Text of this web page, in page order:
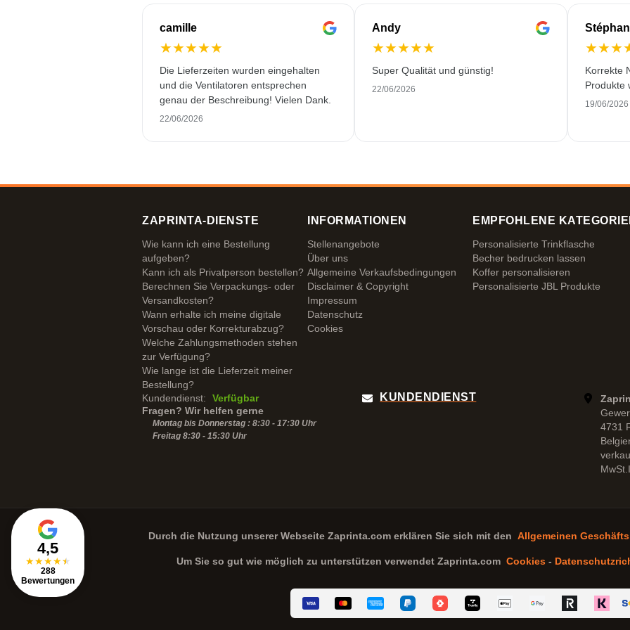
camille
★★★★★
Die Lieferzeiten wurden eingehalten
und die Ventilatoren entsprechen
genau der Beschreibung! Vielen Dank.
22/06/2026
Andy
★★★★★
Super Qualität und günstig!
22/06/2026
★★★
Korrekte
Produkte
19/06/2026
4,5
★★★★★
288
Bewertungen
ZAPRINTA-DIENSTE
Wie kann ich eine Bestellung
aufgeben?
Kann ich als Privatperson bestellen?
Berechnen Sie Verpackungs- oder
Versandkosten?
Wann erhalte ich meine digitale
Vorschau oder Korrekturabzug?
Welche Zahlungsmethoden stehen
zur Verfügung?
Wie lange ist die Lieferzeit meiner
Bestellung?
INFORMATIONEN
Stellenangebote
Über uns
Allgemeine Verkaufsbedingungen
Disclaimer & Copyright
Impressum
Datenschutz
Cookies
EMPFOHLENE
Personalisierte Trinkflasche
Becher bedrucken lassen
Koffer personalisieren
Personalisierte JBL Produkte
Kundendienst:
Verfügbar
Fragen? Wir helfen gerne
Montag bis Donnerstag : 8:30 - 17:30 Uhr
Freitag 8:30 - 15:30 Uhr
KUNDENDIENST
4731
Durch die Nutzung unserer Webseite Zaprinta.comerklären Sie sich mit den Allgemeinen
Um Sie so gut wie möglich zu unterstützen verwendet Zaprinta.com Cookies-